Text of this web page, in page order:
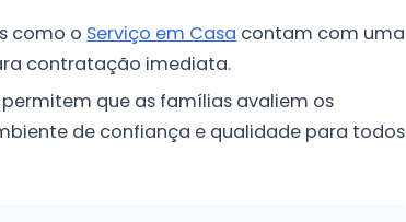
como o Serviço em Casa contam com uma
contratação imediata.
que as famílias avaliem os
de confiança e qualidade para todos